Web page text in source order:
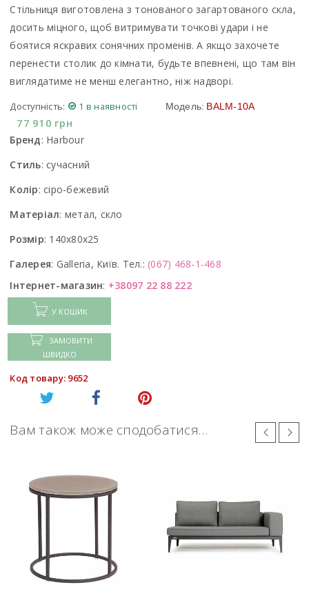
Стільниця виготовлена з тонованого загартованого скла,
досить міцного, щоб витримувати точкові удари і не
боятися яскравих сонячних променів. А якщо захочете
перенести столик до кімнати, будьте впевнені, що там він
виглядатиме не менш елегантно, ніж надворі.
Доступність: 1 в наявності Модель: BALM-10A
77 910 грн
Бренд: Harbour
Стиль: сучасний
Колір: сіро-бежевий
Матеріал: метал, скло
Розмір: 140x80x25
Галерея: Galleria, Київ. Тел.: (067) 468-1-468
Інтернет-магазин: +38097 22 88 222
У КОШИК
ЗАМОВИТИ
ШВИДКО
Код товару: 9652
Вам також може сподобатися…